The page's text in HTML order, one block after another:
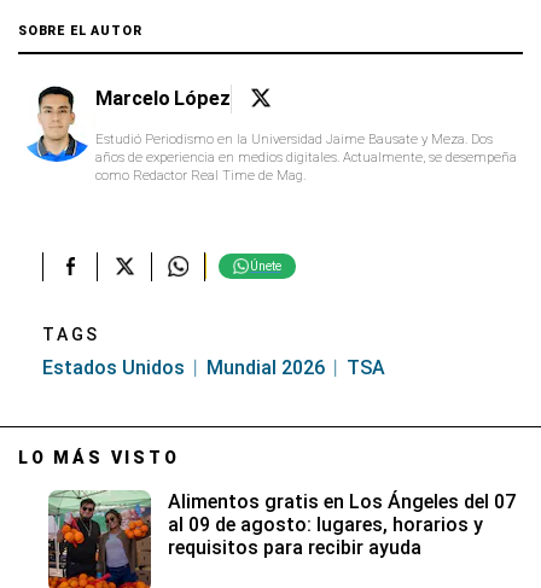
SOBRE EL AUTOR
Marcelo López
Estudió Periodismo en la Universidad Jaime Bausate y Meza. Dos
años de experiencia en medios digitales. Actualmente, se desempeña
como Redactor Real Time de Mag.
Únete
TAGS
Estados Unidos Mundial 2026 TSA
LO MÁS VISTO
Alimentos gratis en Los Ángeles del 07
al 09 de agosto: lugares, horarios y
requisitos para recibir ayuda